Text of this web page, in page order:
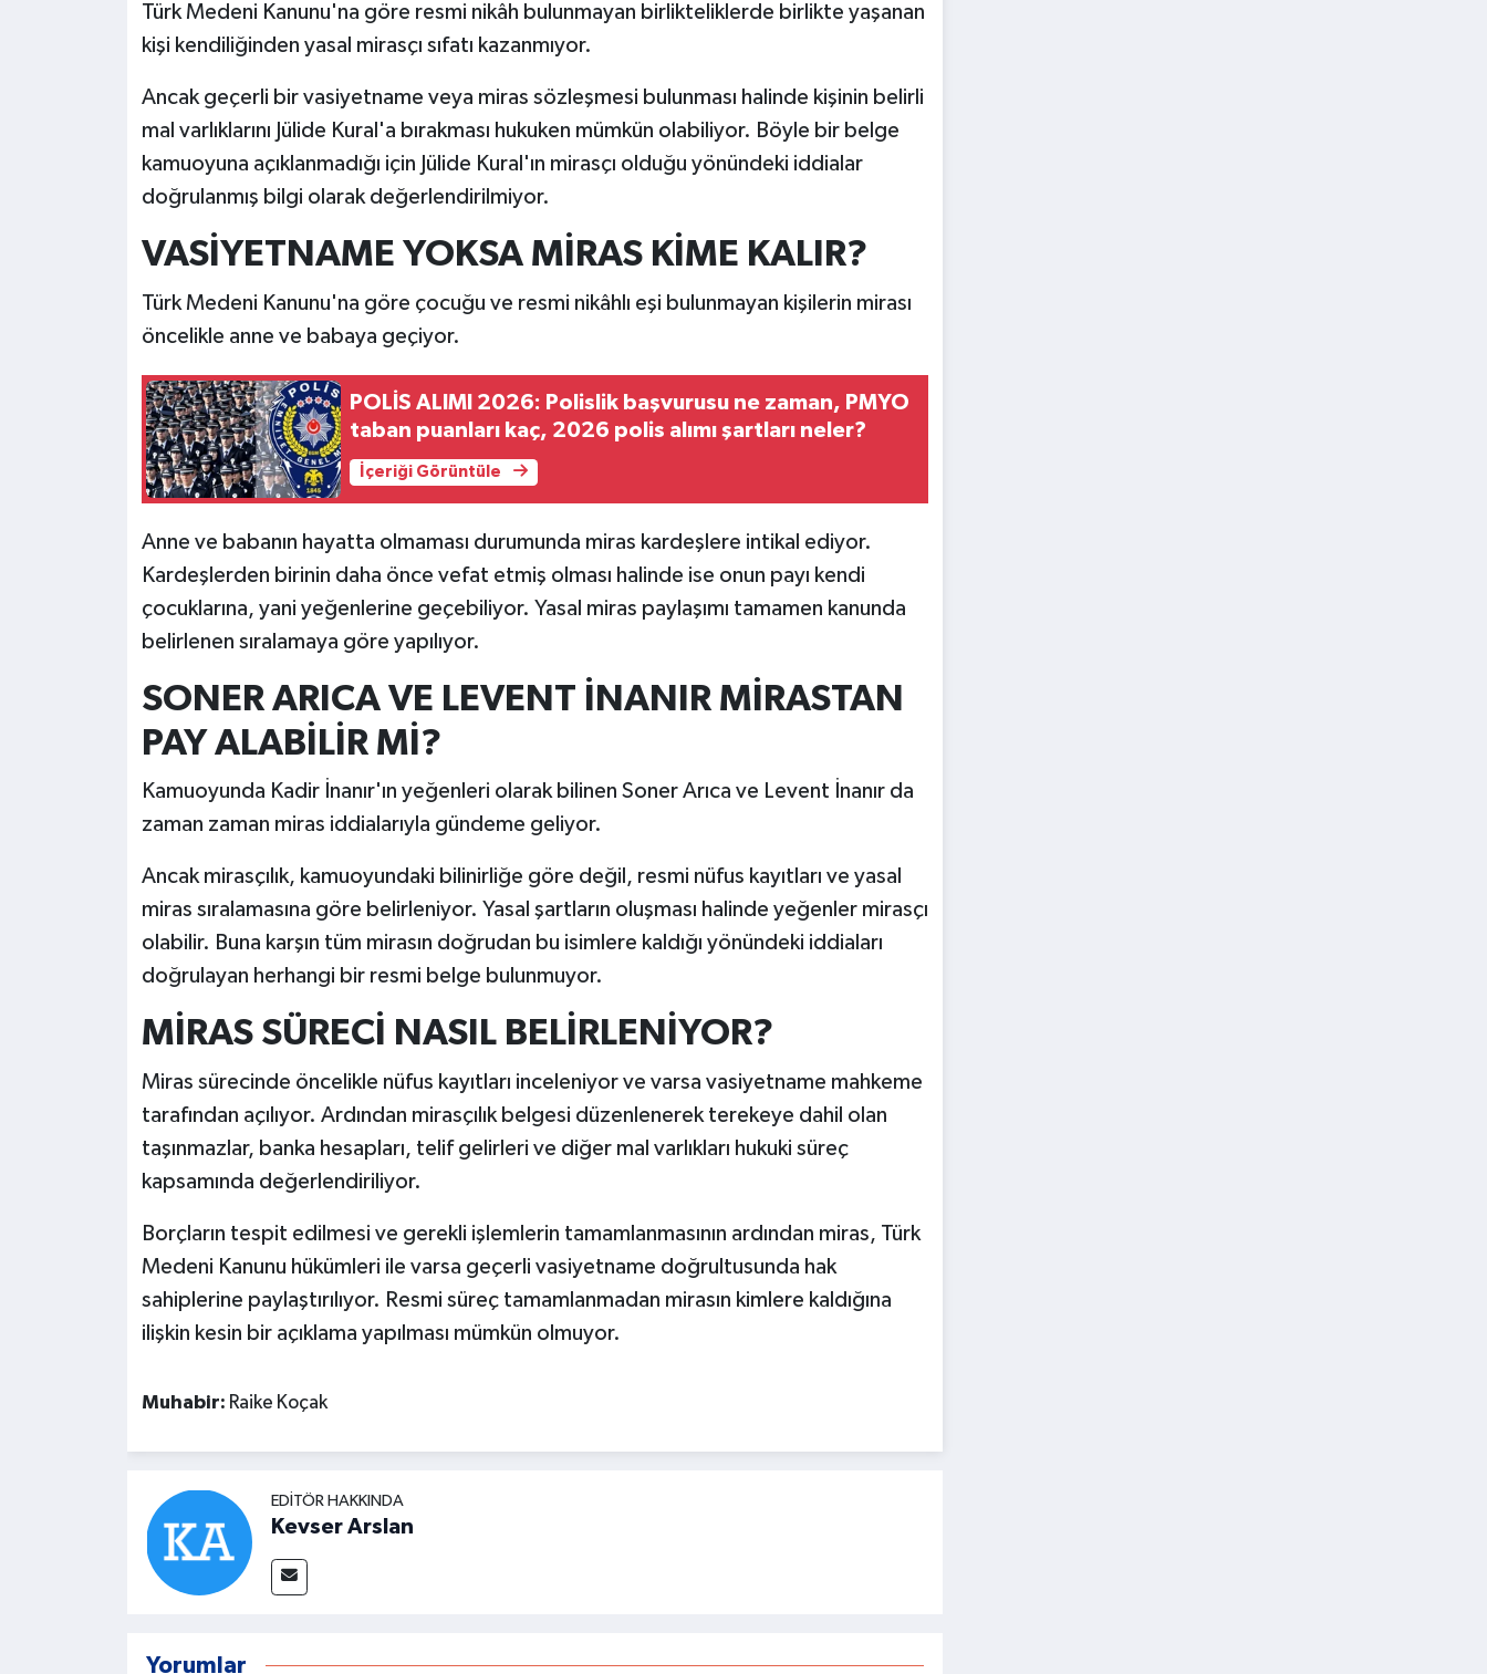
Türk Medeni Kanunu'na göre resmi nikâh bulunmayan birlikteliklerde birlikte yaşanan
kişi kendiliğinden yasal mirasçı sıfatı kazanmıyor.
Ancak geçerli bir vasiyetname veya miras sözleşmesi bulunması halinde kişinin belirli
mal varlıklarını Jülide Kural'a bırakması hukuken mümkün olabiliyor. Böyle bir belge
kamuoyuna açıklanmadığı için Jülide Kural'ın mirasçı olduğu yönündeki iddialar
doğrulanmış bilgi olarak değerlendirilmiyor.
VASİYETNAME YOKSA MİRAS KİME KALIR?
Türk Medeni Kanunu'na göre çocuğu ve resmi nikâhlı eşi bulunmayan kişilerin mirası
öncelikle anne ve babaya geçiyor.
POLİS ALIMI 2026: Polislik başvurusu ne zaman, PMYO
taban puanları kaç, 2026 polis alımı şartları neler?
İçeriği Görüntüle
Anne ve babanın hayatta olmaması durumunda miras kardeşlere intikal ediyor.
Kardeşlerden birinin daha önce vefat etmiş olması halinde ise onun payı kendi
çocuklarına, yani yeğenlerine geçebiliyor. Yasal miras paylaşımı tamamen kanunda
belirlenen sıralamaya göre yapılıyor.
SONER ARICA VE LEVENT İNANIR MİRASTAN
PAY ALABİLİR Mİ?
Kamuoyunda Kadir İnanır'ın yeğenleri olarak bilinen Soner Arıca ve Levent İnanır da
zaman zaman miras iddialarıyla gündeme geliyor.
Ancak mirasçılık, kamuoyundaki bilinirliğe göre değil, resmi nüfus kayıtları ve yasal
miras sıralamasına göre belirleniyor. Yasal şartların oluşması halinde yeğenler mirasçı
olabilir. Buna karşın tüm mirasın doğrudan bu isimlere kaldığı yönündeki iddiaları
doğrulayan herhangi bir resmi belge bulunmuyor.
MİRAS SÜRECİ NASIL BELİRLENİYOR?
Miras sürecinde öncelikle nüfus kayıtları inceleniyor ve varsa vasiyetname mahkeme
tarafından açılıyor. Ardından mirasçılık belgesi düzenlenerek terekeye dahil olan
taşınmazlar, banka hesapları, telif gelirleri ve diğer mal varlıkları hukuki süreç
kapsamında değerlendiriliyor.
Borçların tespit edilmesi ve gerekli işlemlerin tamamlanmasının ardından miras, Türk
Medeni Kanunu hükümleri ile varsa geçerli vasiyetname doğrultusunda hak
sahiplerine paylaştırılıyor. Resmi süreç tamamlanmadan mirasın kimlere kaldığına
ilişkin kesin bir açıklama yapılması mümkün olmuyor.
Muhabir: Raike Koçak
EDITÖR HAKKINDA
Kevser Arslan
Yorumlar